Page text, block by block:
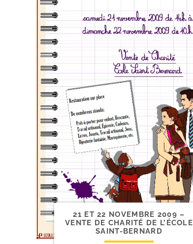
21 ET 22 NOVEMBRE 2009 –
VENTE DE CHARITÉ DE L’ÉCOLE
SAINT-BERNARD